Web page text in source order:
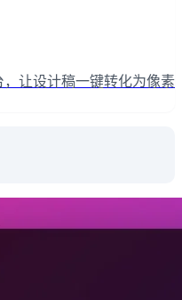
让设计稿一键转化为像素